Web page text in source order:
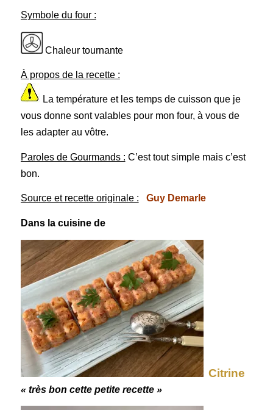
Symbole du four :
Chaleur tournante
À propos de la recette :
La température et les temps de cuisson que je
vous donne sont valables pour mon four, à vous de
les adapter au vôtre.
Paroles de Gourmands : C’est tout simple mais c’est
bon.
Source et recette originale : Guy Demarle
Dans la cuisine de
Citrine
« très bon cette petite recette »